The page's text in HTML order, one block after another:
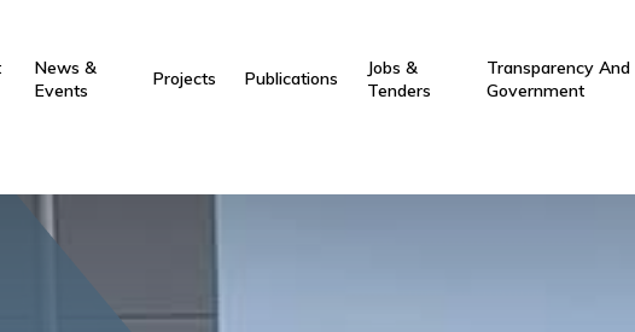
News &
Events
Projects Publications
Jobs &
Tenders
Transparency And
Government